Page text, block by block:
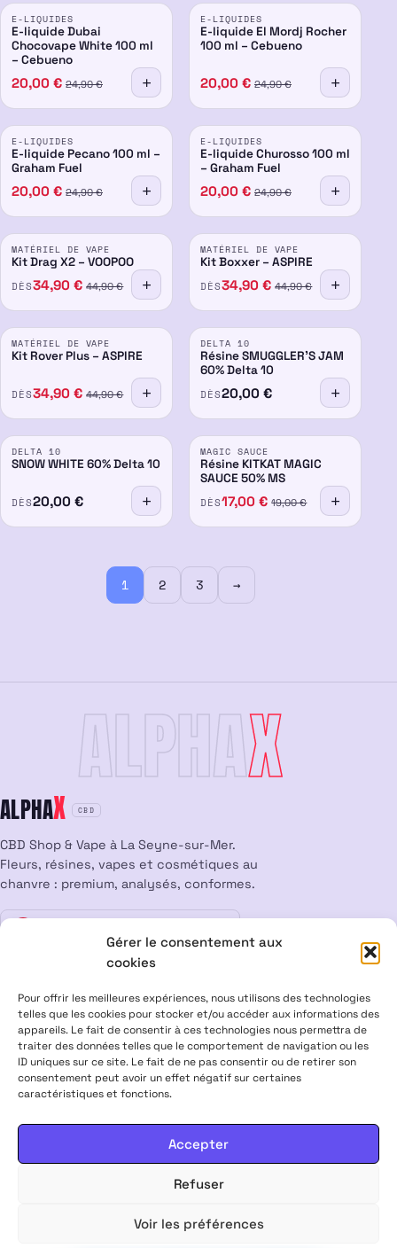
Gérer le consentement aux
cookies
Pour offrir les meilleures expériences, nous utilisons des technologies
telles que les cookies pour stocker et/ou accéder aux informations des
appareils. Le fait de consentir à ces technologies nous permettra de
traiter des données telles que le comportement de navigation ou les
ID uniques sur ce site. Le fait de ne pas consentir ou de retirer son
consentement peut avoir un effet négatif sur certaines
caractéristiques et fonctions.
Accepter
Refuser
Voir les préférences
E-LIQUIDES
E-liquide Dubai
Chocovape White 100 ml
– Cebueno
20,00 € 24,90€
E-LIQUIDES
E-liquide El Mordj Rocher
100 ml – Cebueno
20,00 € 24,90€
PROMO
E-LIQUIDES
E-liquide Pecano 100 ml –
Graham Fuel
20,00 € 24,90€
PROMO
E-LIQUIDES
E-liquide Churosso 100 ml
– Graham Fuel
20,00 € 24,90€
PROMO
MATÉRIEL DE VAPE
Kit Drag X2 – VOOPOO
DÈS34,90€ 44,90€
PROMO
MATÉRIEL DE VAPE
Kit Boxxer – ASPIRE
DÈS34,90€ 44,90€
PROMO
MATÉRIEL DE VAPE
Kit Rover Plus – ASPIRE
DÈS34,90€ 44,90€
60%
PROMO
DELTA 10
Résine SMUGGLER'S JAM
60% Delta 10
DÈS20,00€
60%
PROMO
DELTA 10
SNOW WHITE 60% Delta 10
DÈS20,00€
50%
PROMO
MAGIC SAUCE
Résine KITKAT MAGIC
SAUCE 50% MS
DÈS17,00€ 19,00€
1 2 3 →
ALPHAX
ALPHAX CBD
CBD Shop & Vape à La Seyne-sur-Mer.
Fleurs, résines, vapes et cosmétiques au
chanvre : premium, analysés, conformes.
Mentions légales CGV Confidentialité
Cookies
Rétractation
ALPHA X CBD Shop © 2026 · Tous droits réservés
PRODUITS CONTENANT MOINS DE 0,3 % DE THC, CONFORMES À LA
LÉGISLATION EUROPÉENNE · PRODUITS NON MÉDICAMENTEUX ·